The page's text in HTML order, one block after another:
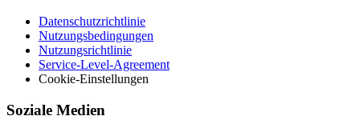
Datenschutzrichtlinie
Nutzungsbedingungen
Nutzungsrichtlinie
Service-Level-Agreement
Cookie-Einstellungen
Soziale Medien